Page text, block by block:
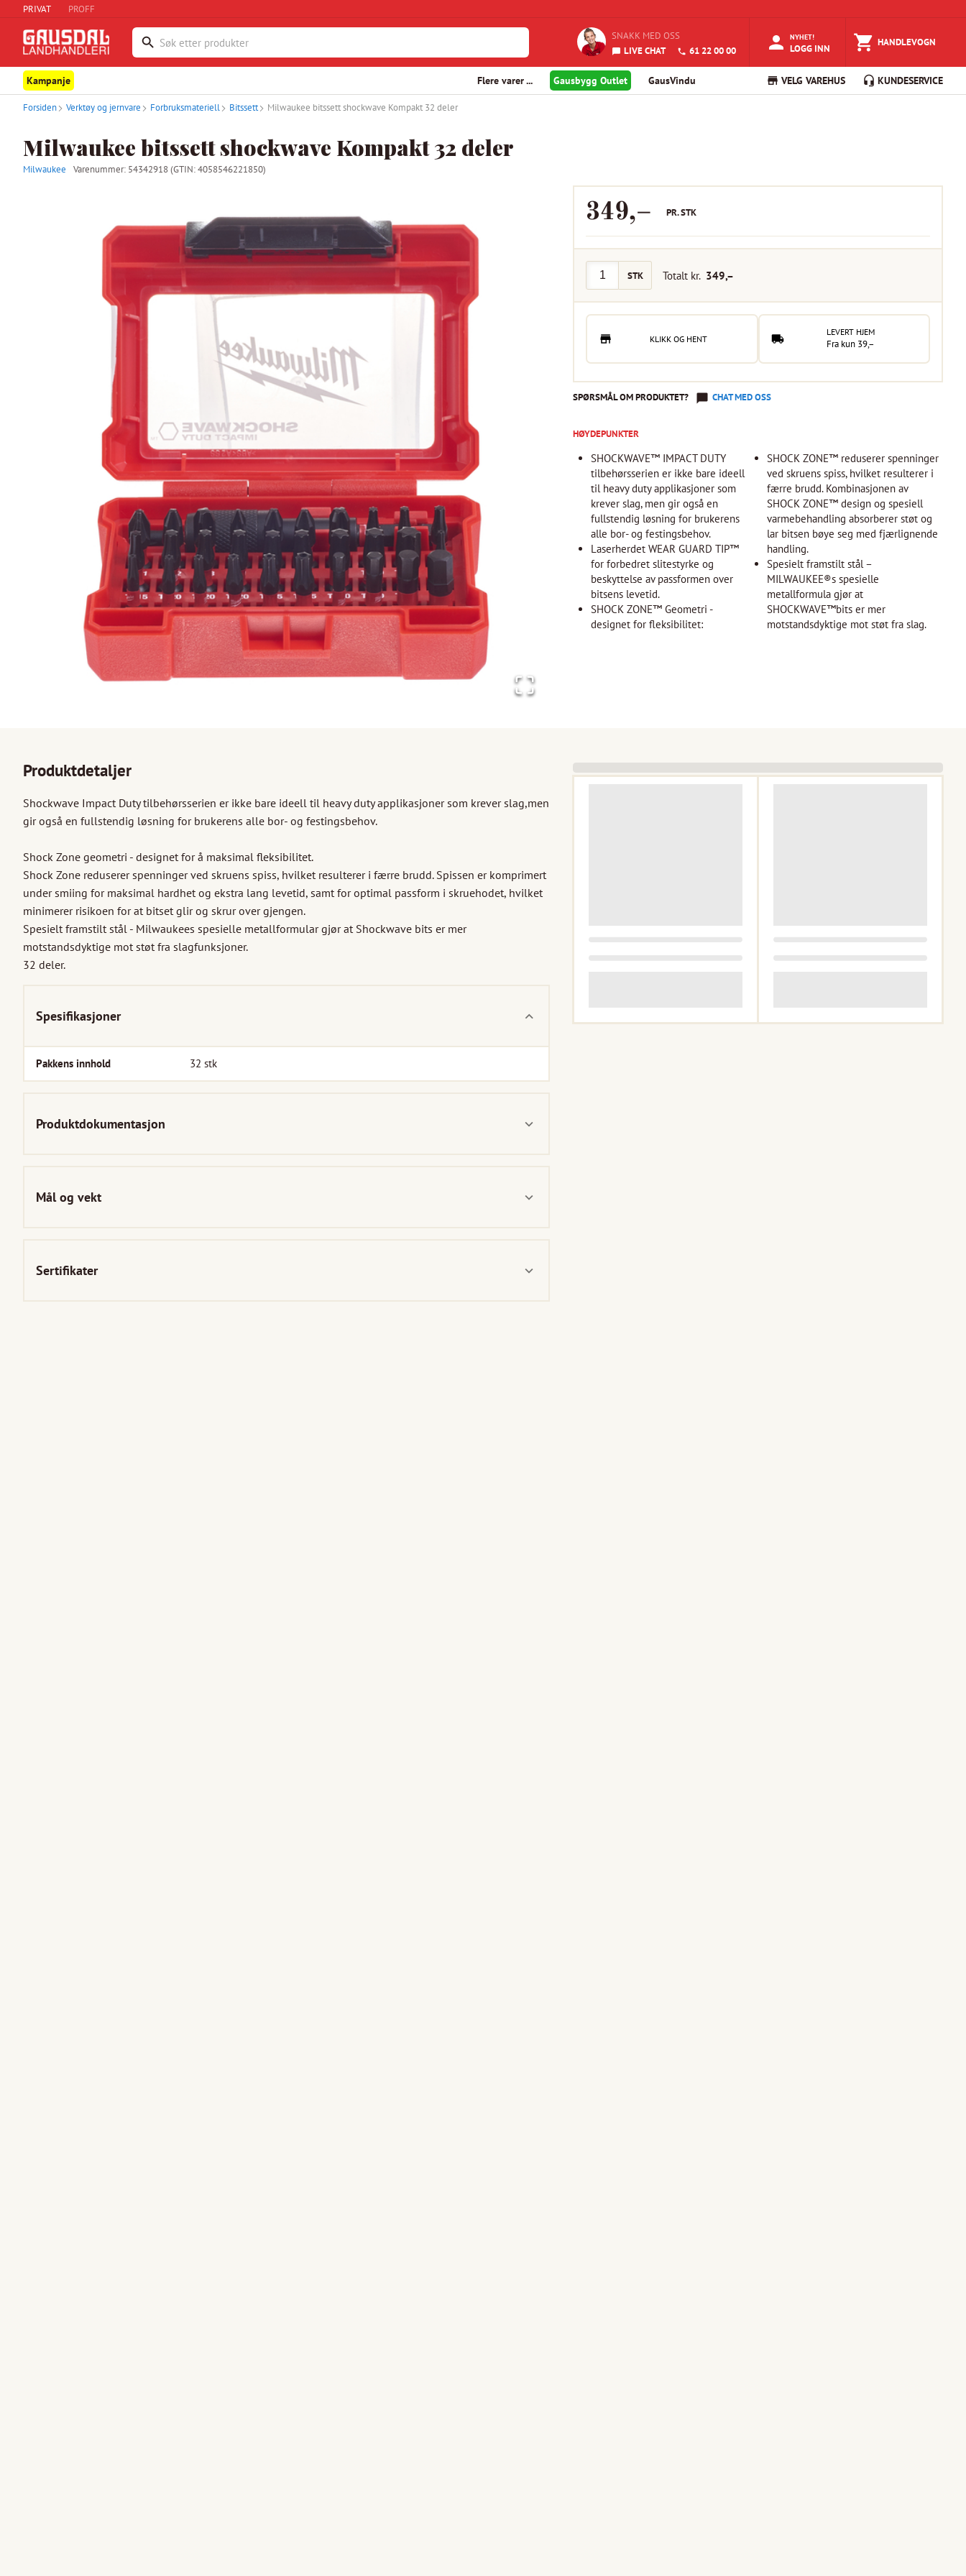
PRIVAT PROFF
SNAKK MED OSS
LIVE CHAT
61 22 00 00
NYHET!
LOGG INN HANDLEVOGN
Kampanje Flere varer ... Gausbygg Outlet GausVindu VELG VAREHUS KUNDESERVICE
Forsiden Verktøy og jernvare Forbruksmateriell Bitssett Milwaukee bitssett shockwave Kompakt 32 deler
Milwaukee bitssett shockwave Kompakt 32 deler
Milwaukee Varenummer: 54342918(GTIN: 4058546221850)
349,– PR.STK
STK Totalt kr. 349,–
KLIKK OG HENT
LEVERT HJEM
Fra kun 39,–
SPØRSMÅL OM PRODUKTET? CHAT MED OSS
HØYDEPUNKTER
SHOCKWAVE™ IMPACT DUTY
tilbehørsserien er ikke bare ideell
til heavy duty applikasjoner som
krever slag, men gir også en
fullstendig løsning for brukerens
alle bor- og festingsbehov.
Laserherdet WEAR GUARD TIP™
for forbedret slitestyrke og
beskyttelse av passformen over
bitsens levetid.
SHOCK ZONE™ Geometri -
designet for fleksibilitet:
SHOCK ZONE™ reduserer spenninger
ved skruens spiss, hvilket resulterer i
færre brudd. Kombinasjonen av
SHOCK ZONE™ design og spesiell
varmebehandling absorberer støt og
lar bitsen bøye seg med fjærlignende
handling.
Spesielt framstilt stål –
MILWAUKEE®s spesielle
metallformula gjør at
SHOCKWAVE™bits er mer
motstandsdyktige mot støt fra slag.
Produktdetaljer
Shockwave Impact Duty tilbehørsserien er ikke bare ideell til heavy duty applikasjoner som krever slag,men
gir også en fullstendig løsning for brukerens alle bor- og festingsbehov.
Shock Zone geometri - designet for å maksimal fleksibilitet.
Shock Zone reduserer spenninger ved skruens spiss, hvilket resulterer i færre brudd. Spissen er komprimert
under smiing for maksimal hardhet og ekstra lang levetid, samt for optimal passform i skruehodet, hvilket
minimerer risikoen for at bitset glir og skrur over gjengen.
Spesielt framstilt stål - Milwaukees spesielle metallformular gjør at Shockwave bits er mer
motstandsdyktige mot støt fra slagfunksjoner.
32 deler.
Spesifikasjoner
Pakkens innhold 32 stk
Produktdokumentasjon
Mål og vekt
Sertifikater